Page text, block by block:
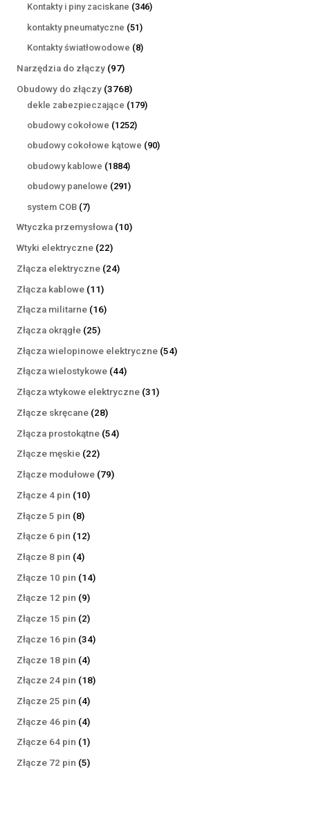
produktów
Kontakty i piny zaciskane 346346
kontakty pneumatyczne 5151
produktów
Kontakty światłowodowe 88
Narzędzia do złączy 9797
produktów
Obudowy do złączy 37683768
produktów
dekle zabezpieczające 179179
obudowy cokołowe 12521252
produkty
obudowy cokołowe kątowe 9090
obudowy kablowe 18841884
produkty
obudowy panelowe 291291
system COB 77
produktów
Wtyczka przemysłowa 1010
Wtyki elektryczne 2222
produkty
Złącza elektryczne 2424
Złącza kablowe 1111
produktów
Złącza militarne 1616
Złącza okrągłe 2525
produktów
Złącza wielopinowe elektryczne 5454
Złącza wielostykowe 4444
produkty
Złącza wtykowe elektryczne 3131
Złącze skręcane 2828
produktów
Złącza prostokątne 5454
Złącze męskie 2222
produkty
Złącze modułowe 7979
Złącze 4 pin 1010
Złącze 5 pin 88
produktów
Złącze 6 pin 1212
Złącze 8 pin 44
produkty
Złącze 10 pin 1414
Złącze 12 pin 99
produktów
Złącze 15 pin 22
produkty
Złącze 16 pin 3434
Złącze 18 pin 44
produkty
Złącze 24 pin 1818
Złącze 25 pin 44
produkty
Złącze 46 pin 44
produkty
Złącze 64 pin 11
produkt
Złącze 72 pin 55